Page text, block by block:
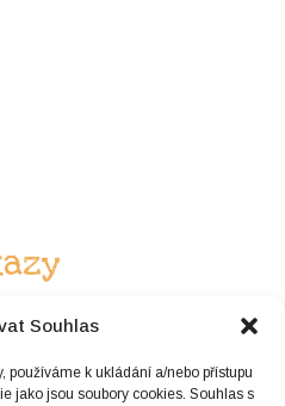
Souhlas
používáme k ukládání a/nebo přístupu
jako jsou soubory cookies. Souhlas s